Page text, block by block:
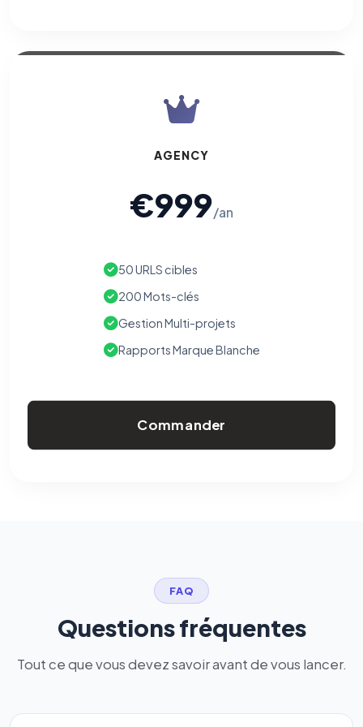
AGENCY
€999/an
50 URLS cibles
200 Mots-clés
Gestion Multi-projets
Rapports Marque Blanche
Commander
FAQ
Questions fréquentes
Tout ce que vous devez savoir avant de vous lancer.